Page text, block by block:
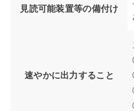
見読可能装置等の備付け
速やかに出力すること